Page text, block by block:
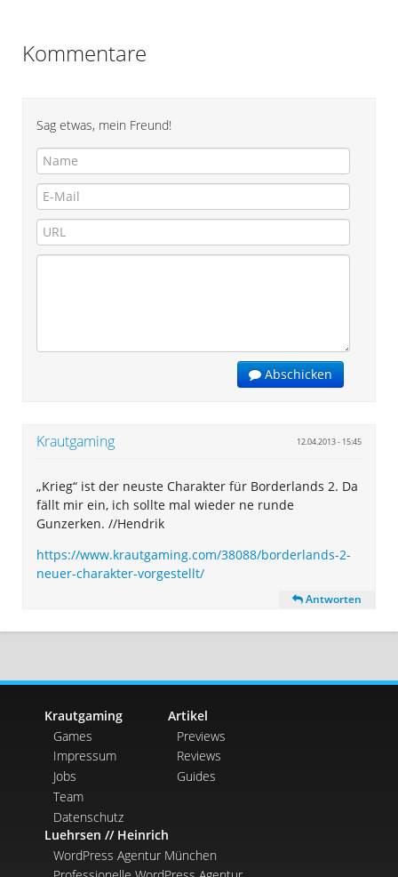
Kommentare
Sag etwas, mein Freund!
Abschicken
Krautgaming 12.04.2013 - 15:45
„Krieg“ ist der neuste Charakter für Borderlands 2. Da
fällt mir ein, ich sollte mal wieder ne runde
Gunzerken. //Hendrik
https://www.krautgaming.com/38088/borderlands-2-
neuer-charakter-vorgestellt/
Antworten
Krautgaming
Games
Impressum
Jobs
Team
Datenschutz
Artikel
Previews
Reviews
Guides
Luehrsen // Heinrich
WordPress Agentur München